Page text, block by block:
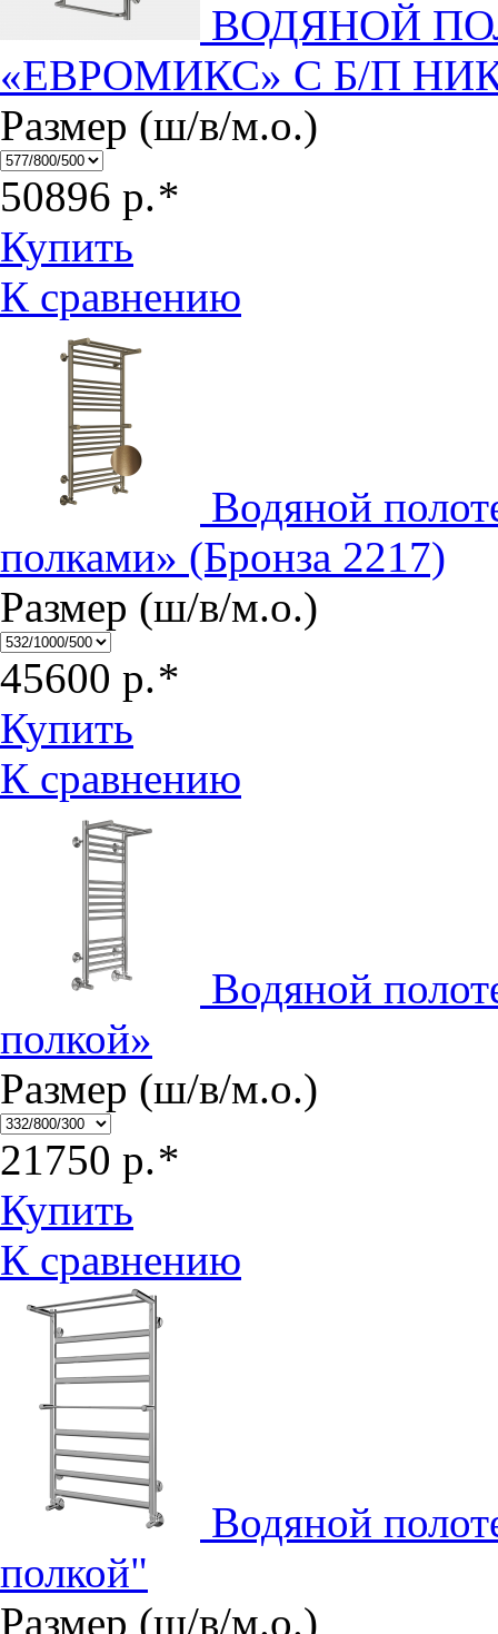
ВОДЯНОЙ
«ЕВРОМИКС» С Б/П
Размер (ш/в/м.о.)
50896 р.*
Купить
К сравнению
Водяной
полками» (Бронза 2217)
Размер (ш/в/м.о.)
45600 р.*
Купить
К сравнению
Водяной
полкой»
Размер (ш/в/м.о.)
21750 р.*
Купить
К сравнению
Водяной
полкой"
Размер (ш/в/м.о.)